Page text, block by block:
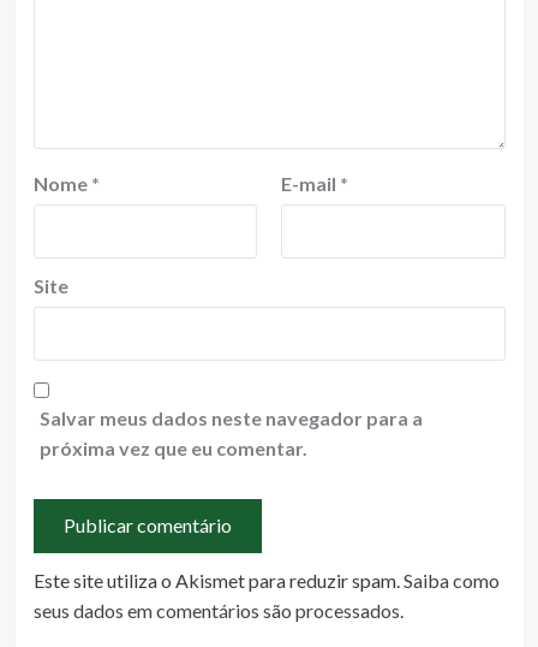
Nome * E-mail *
Site
Salvar meus dados neste navegador para a
próxima vez que eu comentar.
Este site utiliza o Akismet para reduzir spam.Saiba como
seus dados em comentários são processados.